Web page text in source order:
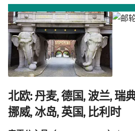
北欧: 丹麦, 德国, 波兰, 瑞
挪威, 冰岛, 英国, 比利时